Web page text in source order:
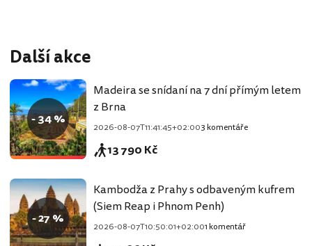
Další akce
- 34 %
Madeira se snídaní na 7 dní přímým letem
z Brna
2026-08-07T11:41:45+02:003 komentáře
13 790 Kč
- 27 %
Kambodža z Prahy s odbaveným kufrem
(Siem Reap i Phnom Penh)
2026-08-07T10:50:01+02:001 komentář